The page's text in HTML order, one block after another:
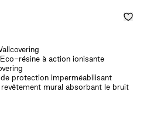
résine à action ionisante
protection imperméabilisant
mural absorbant le bruit